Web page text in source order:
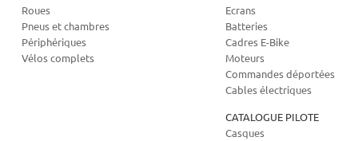
Roues
Pneus et chambres
Périphériques
Vélos complets
Ecrans
Batteries
Cadres E-Bike
Moteurs
Commandes déportées
Cables électriques
CATALOGUE PILOTE
Casques